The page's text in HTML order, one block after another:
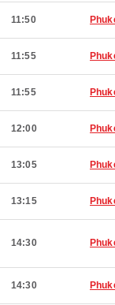
11:50
11:55
11:55
12:00
13:05
13:15
14:30
14:30